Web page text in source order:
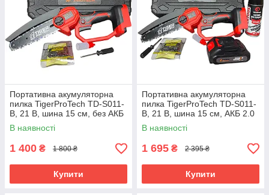
Портативна акумуляторна
пилка TigerProTech TD-S011-
B, 21 В, шина 15 см, без АКБ
та ЗП, у кейсі
В наявності
1 400 ₴ 1 800 ₴
Купити
Портативна акумуляторна
пилка TigerProTech TD-S011-
B, 21 В, шина 15 см, АКБ 2.0
Аг, зарядний пристрій, кейс,
спрей для змащування
В наявності
1 695 ₴ 2 395 ₴
Купити